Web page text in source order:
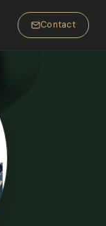
Contact